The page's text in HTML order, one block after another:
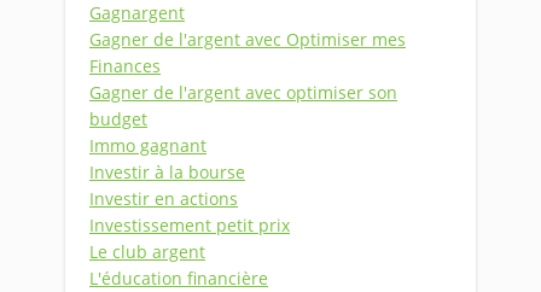
Gagnargent
Gagner de l'argent avec Optimiser mes
Finances
Gagner de l'argent avec optimiser son
budget
Immo gagnant
Investir à la bourse
Investir en actions
Investissement petit prix
Le club argent
L'éducation financière